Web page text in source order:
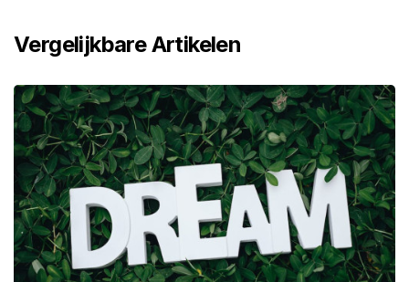
Vergelijkbare Artikelen